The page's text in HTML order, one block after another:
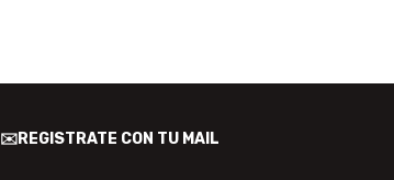
✉️REGISTRATE CON TU MAIL